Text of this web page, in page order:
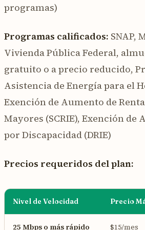
programas)
Programas calificados: SNAP,
Vivienda Pública Federal,
gratuito o a precio reducido,
Asistencia de Energía para el
Exención de Aumento de
Mayores (SCRIE), Exención de
por Discapacidad (DRIE)
Precios requeridos del plan:
Nivel de Velocidad Precio
25 Mbps o más rápido $15/mes